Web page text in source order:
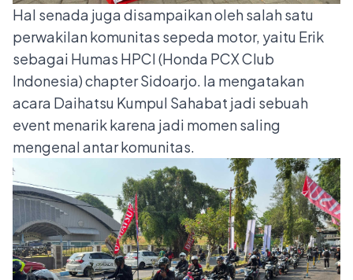
Hal senada juga disampaikan oleh salah satu
perwakilan komunitas sepeda motor, yaitu Erik
sebagai Humas HPCI (Honda PCX Club
Indonesia) chapter Sidoarjo. Ia mengatakan
acara Daihatsu Kumpul Sahabat jadi sebuah
event menarik karena jadi momen saling
mengenal antar komunitas.